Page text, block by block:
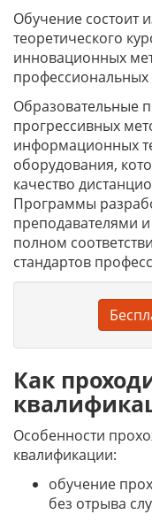
Обучение состоит
теоретического
инновационных
профессиональных
Образовательные
прогрессивных
информационных
оборудования,
качество
Программы
преподавателями
полном
стандартов
Как
Особенности
квалификации:
обучение
без отрыва